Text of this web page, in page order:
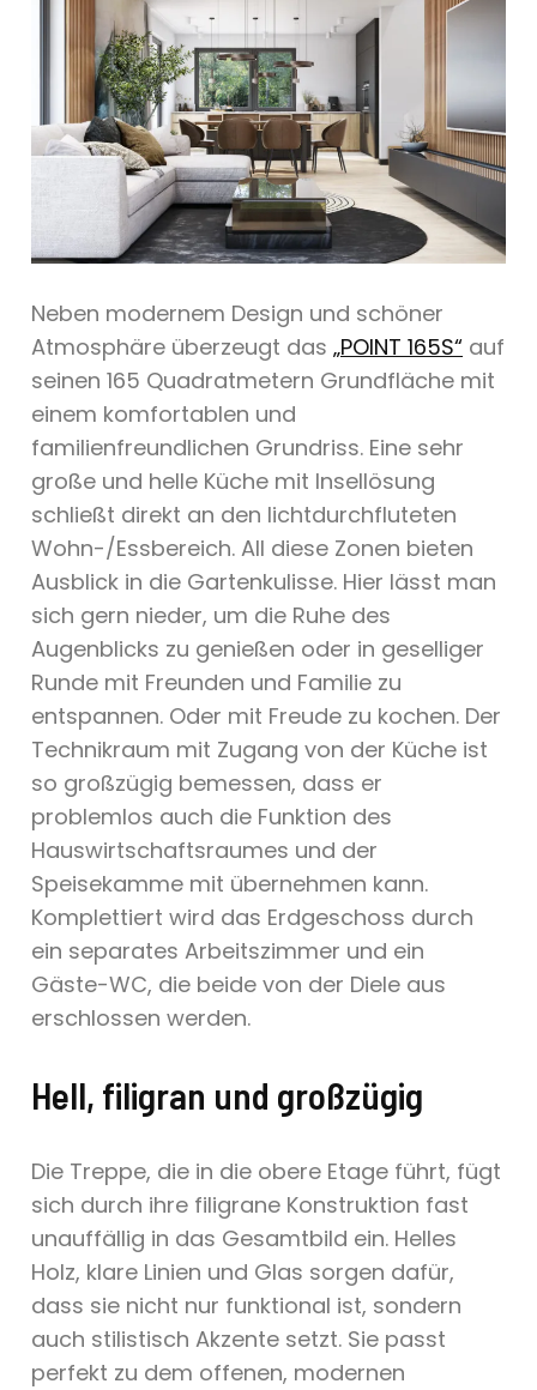
Neben modernem Design und schöner
Atmosphäre überzeugt das„POINT 165S“ auf
seinen 165 Quadratmetern Grundfläche mit
einem komfortablen und
familienfreundlichen Grundriss. Eine sehr
große und helle Küche mit Insellösung
schließt direkt an den lichtdurchfluteten
Wohn-/Essbereich. All diese Zonen bieten
Ausblick in die Gartenkulisse. Hier lässt man
sich gern nieder, um die Ruhe des
Augenblicks zu genießen oder in geselliger
Runde mit Freunden und Familie zu
entspannen. Oder mit Freude zu kochen. Der
Technikraum mit Zugang von der Küche ist
so großzügig bemessen, dass er
problemlos auch die Funktion des
Hauswirtschaftsraumes und der
Speisekamme mit übernehmen kann.
Komplettiert wird das Erdgeschoss durch
ein separates Arbeitszimmer und ein
Gäste-WC, die beide von der Diele aus
erschlossen werden.
Hell, filigran und großzügig
Die Treppe, die in die obere Etage führt, fügt
sich durch ihre filigrane Konstruktion fast
unauffällig in das Gesamtbild ein. Helles
Holz, klare Linien und Glas sorgen dafür,
dass sie nicht nur funktional ist, sondern
auch stilistisch Akzente setzt. Sie passt
perfekt zu dem offenen, modernen